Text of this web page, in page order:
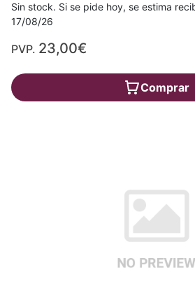
Sin stock. Si se pide hoy, se estima
17/08/26
PVP. 23,00€
Comprar